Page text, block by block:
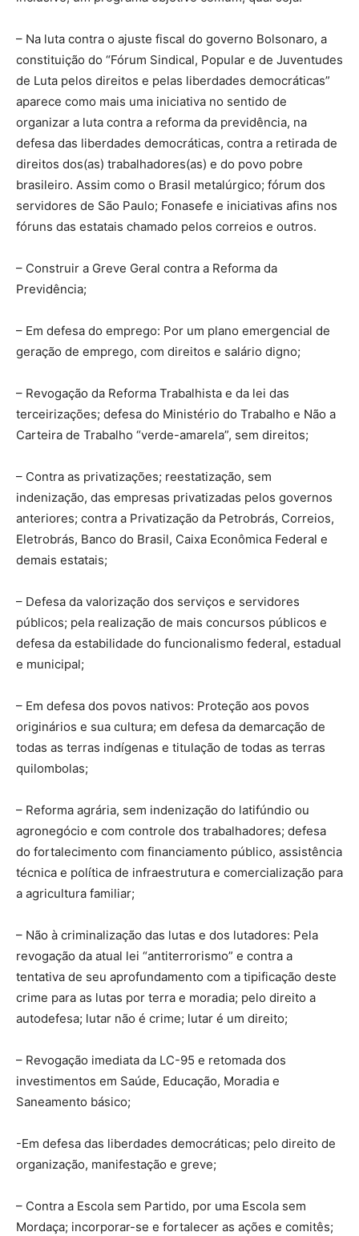
– Na luta contra o ajuste fiscal do governo Bolsonaro, a
constituição do “Fórum Sindical, Popular e de Juventudes
de Luta pelos direitos e pelas liberdades democráticas”
aparece como mais uma iniciativa no sentido de
organizar a luta contra a reforma da previdência, na
defesa das liberdades democráticas, contra a retirada de
direitos dos(as) trabalhadores(as) e do povo pobre
brasileiro. Assim como o Brasil metalúrgico; fórum dos
servidores de São Paulo; Fonasefe e iniciativas afins nos
fóruns das estatais chamado pelos correios e outros.
– Construir a Greve Geral contra a Reforma da
Previdência;
– Em defesa do emprego: Por um plano emergencial de
geração de emprego, com direitos e salário digno;
– Revogação da Reforma Trabalhista e da lei das
terceirizações; defesa do Ministério do Trabalho e Não a
Carteira de Trabalho “verde-amarela”, sem direitos;
– Contra as privatizações; reestatização, sem
indenização, das empresas privatizadas pelos governos
anteriores; contra a Privatização da Petrobrás, Correios,
Eletrobrás, Banco do Brasil, Caixa Econômica Federal e
demais estatais;
– Defesa da valorização dos serviços e servidores
públicos; pela realização de mais concursos públicos e
defesa da estabilidade do funcionalismo federal, estadual
e municipal;
– Em defesa dos povos nativos: Proteção aos povos
originários e sua cultura; em defesa da demarcação de
todas as terras indígenas e titulação de todas as terras
quilombolas;
– Reforma agrária, sem indenização do latifúndio ou
agronegócio e com controle dos trabalhadores; defesa
do fortalecimento com financiamento público, assistência
técnica e política de infraestrutura e comercialização para
a agricultura familiar;
– Não à criminalização das lutas e dos lutadores: Pela
revogação da atual lei “antiterrorismo” e contra a
tentativa de seu aprofundamento com a tipificação deste
crime para as lutas por terra e moradia; pelo direito a
autodefesa; lutar não é crime; lutar é um direito;
– Revogação imediata da LC-95 e retomada dos
investimentos em Saúde, Educação, Moradia e
Saneamento básico;
-Em defesa das liberdades democráticas; pelo direito de
organização, manifestação e greve;
– Contra a Escola sem Partido, por uma Escola sem
Mordaça; incorporar-se e fortalecer as ações e comitês;